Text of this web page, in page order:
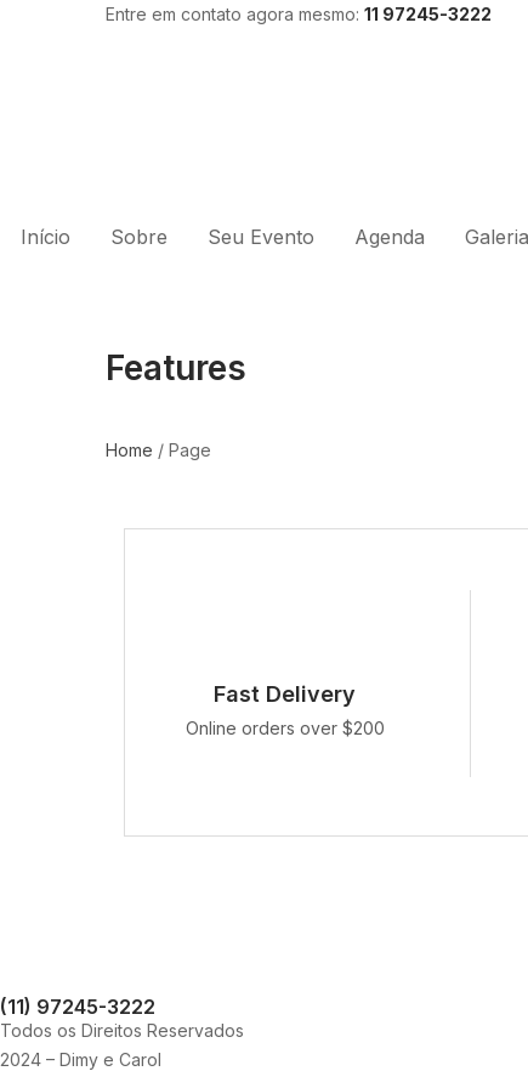
Entre em contato agora mesmo: 11 97245-3222
Início Sobre Seu Evento Agenda Galeria
Features
Home / Page
Fast Delivery
Online orders over $200
(11) 97245-3222
Todos os Direitos Reservados
2024 – Dimy e Carol